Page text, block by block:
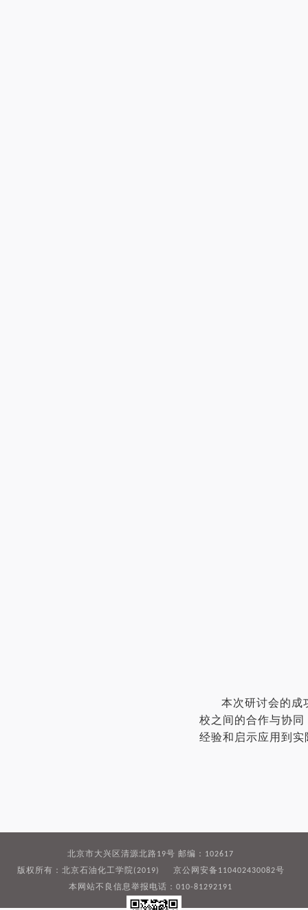
本次研讨会的成
校之间的合作与协
经验和启示应用到
北京市大兴区清源北路19号 邮编：102617
版权所有：北京石油化工学院(2019) 京公网安备110402430082号
本网站不良信息举报电话：010-81292191